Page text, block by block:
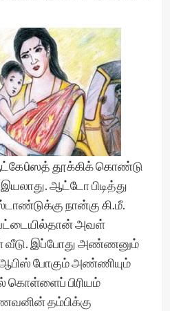
தூக்கிக் கொண்டு
ஆட்டோ பிடித்து
நான்கு கி.மீ.
அவள்
இப்போது அண்ணனும்
ஆபிஸ் போகும் அண்ணியும்
கொள்ளைப் பிரியம்
தம்பிக்கு